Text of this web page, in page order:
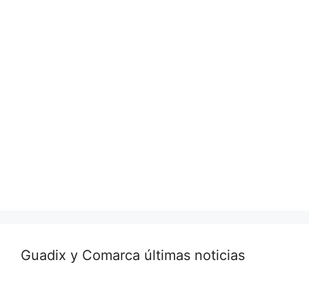
Guadix y Comarca últimas noticias